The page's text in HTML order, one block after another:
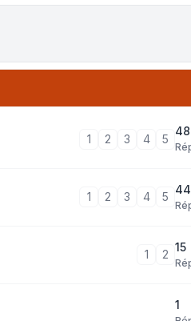
1 2 3 4 5
48
1 2 3 4 5
44
1 2
15
1